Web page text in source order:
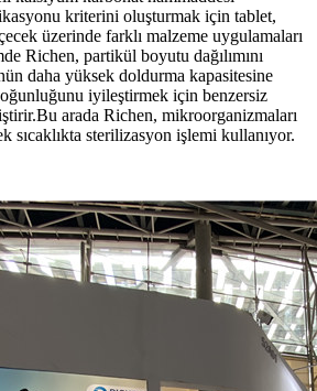
kriterini oluşturmak için tablet,
üzerinde farklı malzeme uygulamaları
Richen, partikül boyutu dağılımını
daha yüksek doldurma kapasitesine
iyileştirmek için benzersiz
arada Richen, mikroorganizmaları
sıcaklıkta sterilizasyon işlemi kullanıyor.